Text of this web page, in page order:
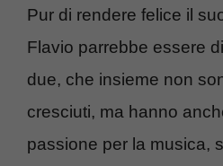
Pur di rendere felice il
Flavio parrebbe essere
due, che insieme non
cresciuti, ma hanno
passione per la musica,